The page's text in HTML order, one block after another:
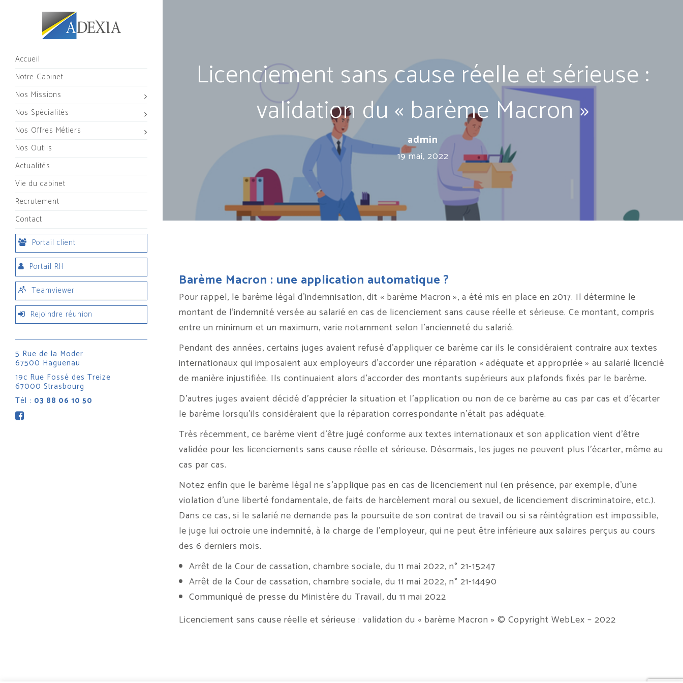
Accueil
Notre Cabinet
Nos Missions
Nos Spécialités
Nos Offres Métiers
Nos Outils
Actualités
Vie du cabinet
Recrutement
Contact
Portail client
Portail RH
Teamviewer
Rejoindre réunion
5 Rue de la Moder
67500 Haguenau
19c Rue Fossé des Treize
67000 Strasbourg
Tél : 03 88 06 10 50
Licenciement sans cause réelle et sérieuse :
validation du « barème Macron »
admin
19 mai, 2022
Barème Macron : une application automatique ?
Pour rappel, le barème légal d’indemnisation, dit « barème Macron », a été mis en place en 2017. Il détermine le
montant de l’indemnité versée au salarié en cas de licenciement sans cause réelle et sérieuse. Ce montant, compris
entre un minimum et un maximum, varie notamment selon l’ancienneté du salarié.
Pendant des années, certains juges avaient refusé d’appliquer ce barème car ils le considéraient contraire aux textes
internationaux qui imposaient aux employeurs d’accorder une réparation « adéquate et appropriée » au salarié licencié
de manière injustifiée. Ils continuaient alors d’accorder des montants supérieurs aux plafonds fixés par le barème.
D’autres juges avaient décidé d’apprécier la situation et l’application ou non de ce barème au cas par cas et d’écarter
le barème lorsqu’ils considéraient que la réparation correspondante n’était pas adéquate.
Très récemment, ce barème vient d’être jugé conforme aux textes internationaux et son application vient d’être
validée pour les licenciements sans cause réelle et sérieuse. Désormais, les juges ne peuvent plus l’écarter, même au
cas par cas.
Notez enfin que le barème légal ne s’applique pas en cas de licenciement nul (en présence, par exemple, d’une
violation d’une liberté fondamentale, de faits de harcèlement moral ou sexuel, de licenciement discriminatoire, etc.).
Dans ce cas, si le salarié ne demande pas la poursuite de son contrat de travail ou si sa réintégration est impossible,
le juge lui octroie une indemnité, à la charge de l’employeur, qui ne peut être inférieure aux salaires perçus au cours
des 6 derniers mois.
Arrêt de la Cour de cassation, chambre sociale, du 11 mai 2022, n° 21-15247
Arrêt de la Cour de cassation, chambre sociale, du 11 mai 2022, n° 21-14490
Communiqué de presse du Ministère du Travail, du 11 mai 2022
Licenciement sans cause réelle et sérieuse : validation du « barème Macron » © Copyright WebLex – 2022